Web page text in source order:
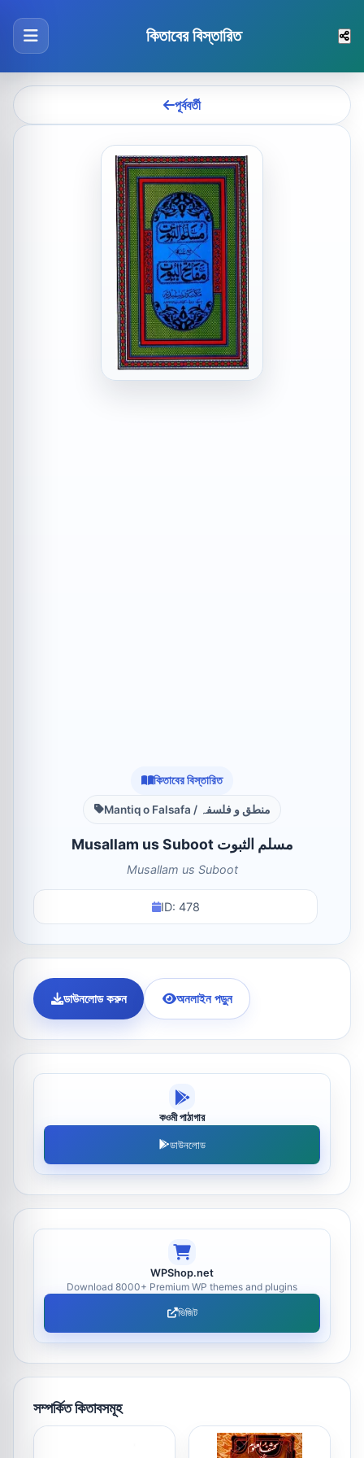
কিতাবের বিস্তারিত
পূর্ববর্তী
কিতাবের বিস্তারিত
Mantiq o Falsafa / منطق و فلسفہ
Musallam us Suboot مسلم الثبوت
Musallam us Suboot
ID: 478
ডাউনলোড করুন অনলাইন পড়ুন
কওমী পাঠাগার
ডাউনলোড
WPShop.net
Download 8000+ Premium WP themes and plugins
ভিজিট
সম্পর্কিত কিতাবসমূহ